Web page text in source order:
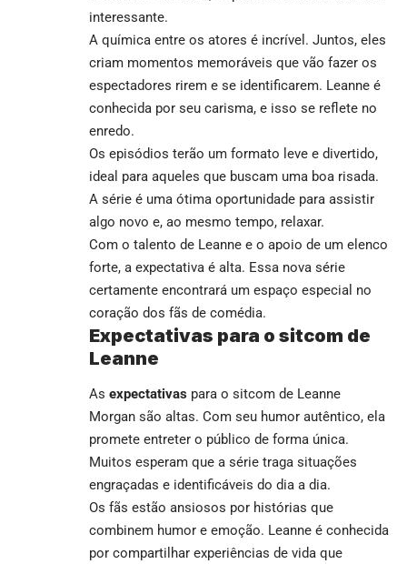
interessante.
A química entre os atores é incrível. Juntos, eles
criam momentos memoráveis que vão fazer os
espectadores rirem e se identificarem. Leanne é
conhecida por seu carisma, e isso se reflete no
enredo.
Os episódios terão um formato leve e divertido,
ideal para aqueles que buscam uma boa risada.
A série é uma ótima oportunidade para assistir
algo novo e, ao mesmo tempo, relaxar.
Com o talento de Leanne e o apoio de um elenco
forte, a expectativa é alta. Essa nova série
certamente encontrará um espaço especial no
coração dos fãs de comédia.
Expectativas para o sitcom de
Leanne
As expectativas para o sitcom de Leanne
Morgan são altas. Com seu humor autêntico, ela
promete entreter o público de forma única.
Muitos esperam que a série traga situações
engraçadas e identificáveis do dia a dia.
Os fãs estão ansiosos por histórias que
combinem humor e emoção. Leanne é conhecida
por compartilhar experiências de vida que